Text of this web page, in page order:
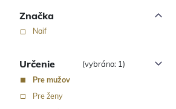
Značka
Naif
Určenie
(vybráno: 1)
Pre mužov
Pre ženy
NAÏF Odličovací a čistiaci gél pleťový 100 ml